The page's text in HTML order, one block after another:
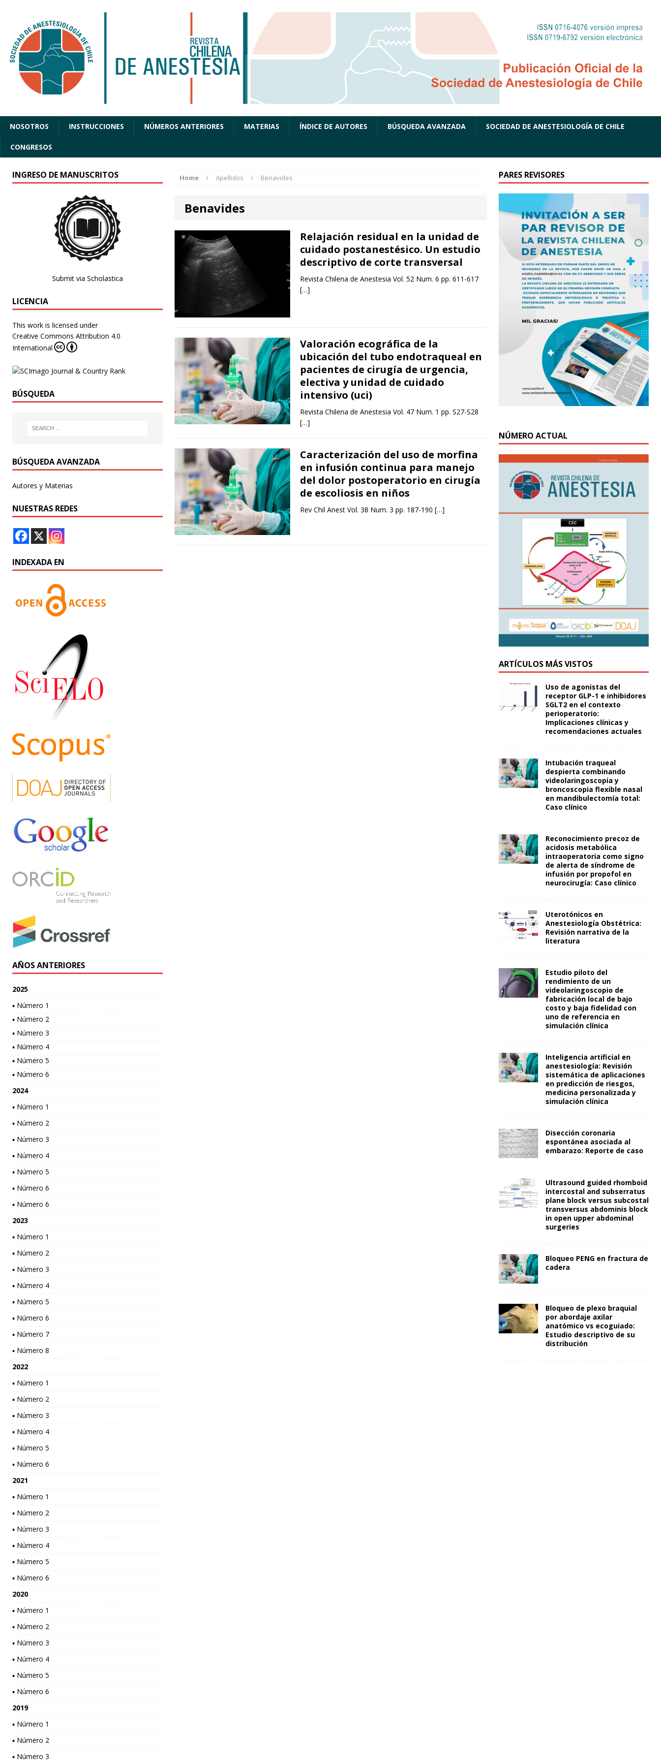
NOSOTROS INSTRUCCIONES NÚMEROS ANTERIORES MATERIAS ÍNDICE DE AUTORES BÚSQUEDA AVANZADA SOCIEDAD DE ANESTESIOLOGÍA DE CHILE
CONGRESOS
Home Apellidos Benavides
Benavides
Relajación residual en la unidad de
cuidado postanestésico. Un estudio
descriptivo de corte transversal
Revista Chilena de Anestesia Vol. 52 Num. 6 pp. 611-617
[…]
Valoración ecográfica de la
ubicación del tubo endotraqueal en
pacientes de cirugía de urgencia,
electiva y unidad de cuidado
intensivo (uci)
Revista Chilena de Anestesia Vol. 47 Num. 1 pp. S27-S28
[…]
Caracterización del uso de morfina
en infusión continua para manejo
del dolor postoperatorio en cirugía
de escoliosis en niños
Rev Chil Anest Vol. 38 Num. 3 pp. 187-190 […]
INGRESO DE MANUSCRITOS
Submit via Scholastica
LICENCIA
This work is licensed under
Creative Commons Attribution 4.0
International
BÚSQUEDA
BÚSQUEDA AVANZADA
Autores y Materias
NUESTRAS REDES
INDEXADA EN
AÑOS ANTERIORES
2025
▪ Número 1
▪ Número 2
▪ Número 3
▪ Número 4
▪ Número 5
▪ Número 6
2024
▪ Número 1
▪ Número 2
▪ Número 3
▪ Número 4
▪ Número 5
▪ Número 6
▪ Número 6
2023
▪ Número 1
▪ Número 2
▪ Número 3
▪ Número 4
▪ Número 5
▪ Número 6
▪ Número 7
▪ Número 8
2022
▪ Número 1
▪ Número 2
▪ Número 3
▪ Número 4
▪ Número 5
▪ Número 6
2021
▪ Número 1
▪ Número 2
▪ Número 3
▪ Número 4
▪ Número 5
▪ Número 6
2020
▪ Número 1
▪ Número 2
▪ Número 3
▪ Número 4
▪ Número 5
▪ Número 6
2019
▪ Número 1
▪ Número 2
▪ Número 3
PARES REVISORES
NÚMERO ACTUAL
ARTÍCULOS MÁS VISTOS
Uso de agonistas del
receptor GLP-1 e inhibidores
SGLT2 en el contexto
perioperatorio:
Implicaciones clínicas y
recomendaciones actuales
Intubación traqueal
despierta combinando
videolaringoscopia y
broncoscopia flexible nasal
en mandibulectomía total:
Caso clínico
Reconocimiento precoz de
acidosis metabólica
intraoperatoria como signo
de alerta de síndrome de
infusión por propofol en
neurocirugía: Caso clínico
Uterotónicos en
Anestesiología Obstétrica:
Revisión narrativa de la
literatura
Estudio piloto del
rendimiento de un
videolaringoscopio de
fabricación local de bajo
costo y baja fidelidad con
uno de referencia en
simulación clínica
Inteligencia artificial en
anestesiología: Revisión
sistemática de aplicaciones
en predicción de riesgos,
medicina personalizada y
simulación clínica
Disección coronaria
espontánea asociada al
embarazo: Reporte de caso
Ultrasound guided rhomboid
intercostal and subserratus
plane block versus subcostal
transversus abdominis block
in open upper abdominal
surgeries
Bloqueo PENG en fractura de
cadera
Bloqueo de plexo braquial
por abordaje axilar
anatómico vs ecoguiado:
Estudio descriptivo de su
distribución